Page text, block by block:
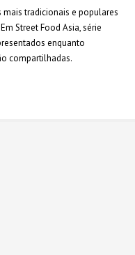
tradicionais e populares
Street Food Asia, série
enquanto
compartilhadas.